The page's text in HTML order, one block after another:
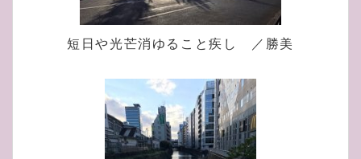
短日や光芒消ゆること疾し ／勝美